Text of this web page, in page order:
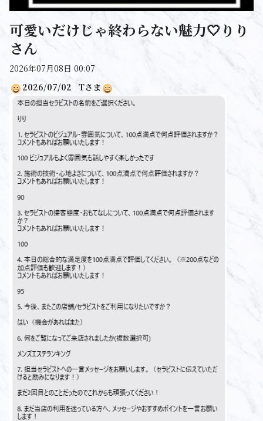
可愛いだけじゃ終わらない魅力🤍りり
さん
2026年07月08日 00:07
2026/07/02 Tさま